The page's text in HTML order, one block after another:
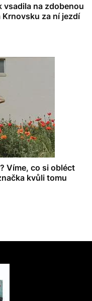
vsadila na zdobenou
za ní jezdí
Víme, co si obléct
kvůli tomu